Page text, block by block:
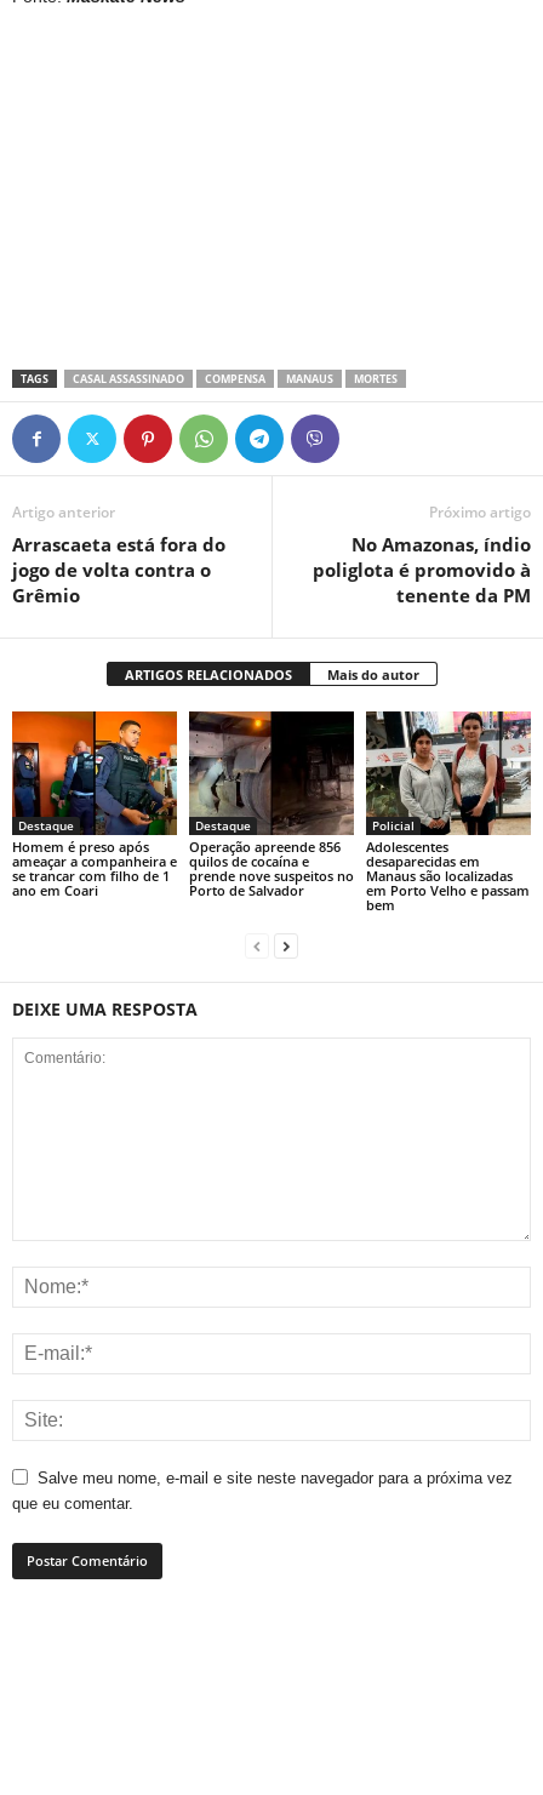
TAGS CASAL ASSASSINADO COMPENSA MANAUS MORTES
Artigo anterior
Arrascaeta está fora do
jogo de volta contra o
Grêmio
Próximo artigo
No Amazonas, índio
poliglota é promovido à
tenente da PM
ARTIGOS RELACIONADOS Mais do autor
Destaque
Homem é preso após
ameaçar a companheira e
se trancar com filho de 1
ano em Coari
Destaque
Operação apreende 856
quilos de cocaína e
prende nove suspeitos no
Porto de Salvador
Policial
Adolescentes
desaparecidas em
Manaus são localizadas
em Porto Velho e passam
bem
DEIXE UMA RESPOSTA
Salve meu nome, e-mail e site neste navegador para a próxima vez
que eu comentar.